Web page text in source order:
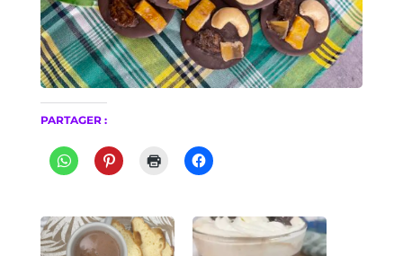
PARTAGER :